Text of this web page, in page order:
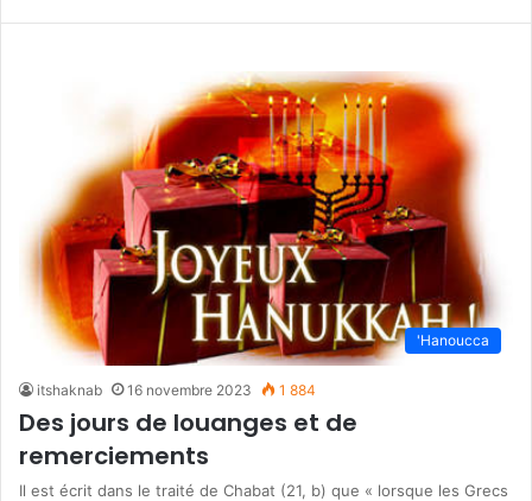
'Hanoucca
itshaknab 16 novembre 2023 1 884
Des jours de louanges et de
remerciements
Il est écrit dans le traité de Chabat (21, b) que « lorsque les Grecs